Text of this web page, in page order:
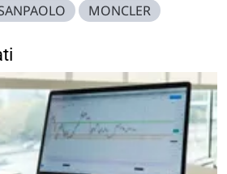
MONCLER